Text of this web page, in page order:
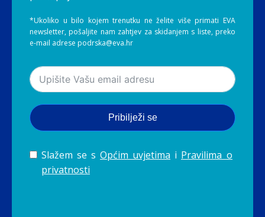
*Ukoliko u bilo kojem trenutku ne želite više primati EVA
newsletter, pošaljite nam zahtjev za skidanjem s liste, preko
e-mail adrese podrska@eva.hr
Pribilježi se
Slažem se s Općim uvjetima i Pravilima o
privatnosti